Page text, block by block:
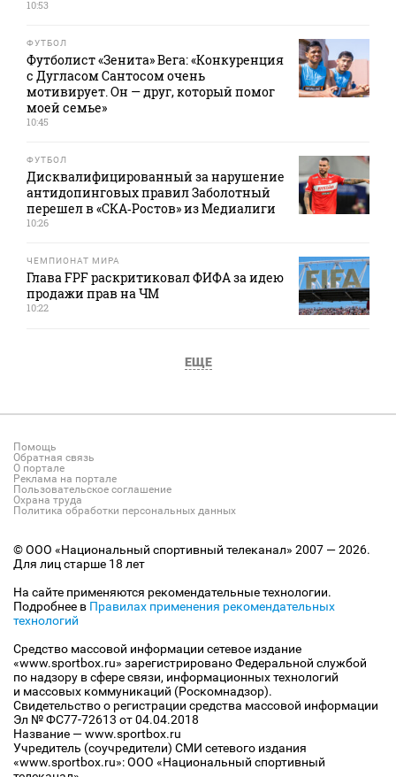
10:53
ФУТБОЛ
Футболист «Зенита» Вега: «Конкуренция
с Дугласом Сантосом очень
мотивирует. Он — друг, который помог
моей семье»
10:45
ФУТБОЛ
Дисквалифицированный за нарушение
антидопинговых правил Заболотный
перешел в «СКА‑Ростов» из Медиалиги
10:26
ЧЕМПИОНАТ МИРА
Глава FPF раскритиковал ФИФА за идею
продажи прав на ЧМ
10:22
ЕЩЕ
Помощь
Обратная связь
О портале
Реклама на портале
Пользовательское соглашение
Охрана труда
Политика обработки персональных данных
© ООО «Национальный спортивный телеканал» 2007 — 2026.
Для лиц старше 18 лет
На сайте применяются рекомендательные технологии.
Подробнее в Правилах применения рекомендательных
технологий
Средство массовой информации сетевое издание
«www.sportbox.ru» зарегистрировано Федеральной службой
по надзору в сфере связи, информационных технологий
и массовых коммуникаций (Роскомнадзор).
Свидетельство о регистрации средства массовой информации
Эл № ФС77-72613 от 04.04.2018
Название — www.sportbox.ru
Учредитель (соучредители) СМИ сетевого издания
«www.sportbox.ru»: ООО «Национальный спортивный